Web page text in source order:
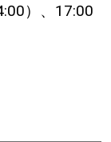
）、17:00